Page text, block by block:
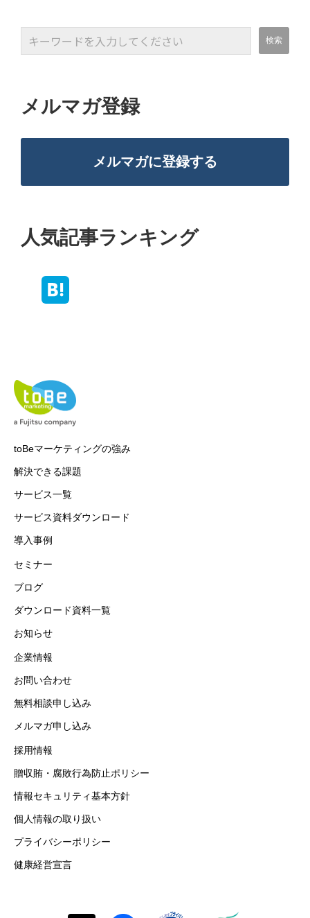
メルマガ登録
メルマガに登録する
人気記事ランキング
toBeマーケティングの強み
解決できる課題
サービス一覧
サービス資料ダウンロード
導入事例
セミナー
ブログ
ダウンロード資料一覧
お知らせ
企業情報
お問い合わせ
無料相談申し込み
メルマガ申し込み
採用情報
贈収賄・腐敗行為防止ポリシー
情報セキュリティ基本方針
個人情報の取り扱い
プライバシーポリシー
健康経営宣言